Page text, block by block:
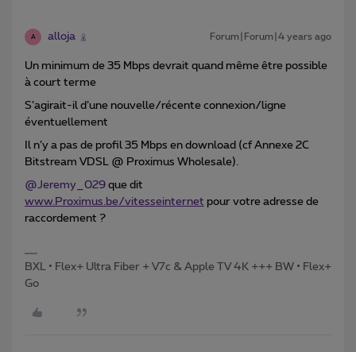
A alloja Forum|Forum|4 years ago
Un minimum de 35 Mbps devrait quand même être possible
à court terme
S’agirait-il d’une nouvelle/récente connexion/ligne
éventuellement
Il n’y a pas de profil 35 Mbps en download (cf Annexe 2C
Bitstream VDSL @ Proximus Wholesale).
@Jeremy_029 que dit
www.Proximus.be/vitesseinternet pour votre adresse de
raccordement ?
BXL • Flex+ Ultra Fiber + V7c & Apple TV 4K +++ BW • Flex+
Go